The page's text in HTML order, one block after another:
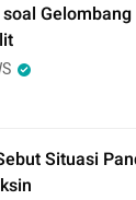
Situasi